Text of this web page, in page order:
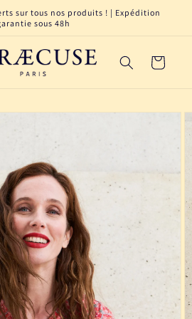
sur tous nos produits ! | Expédition
sous 48h
Panier